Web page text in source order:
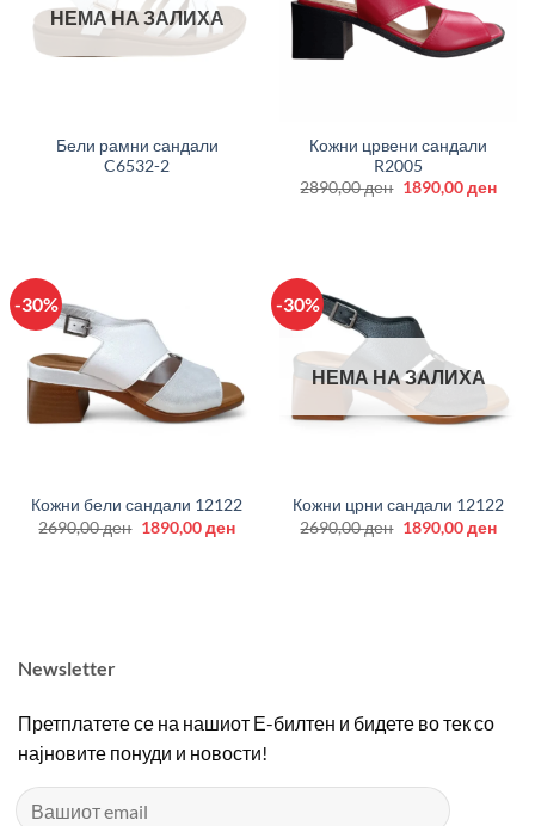
НЕМА НА ЗАЛИХА
Бели рамни сандали
C6532-2
Кожни црвени сандали
R2005
2890,00ден Original
1890,00ден
-30%
Кожни бели сандали 12122
2690,00ден Original
1890,00денCurrent
-30%
НЕМА НА ЗАЛИХА
Кожни црни сандали 12122
2690,00ден Original
1890,00ден
Newsletter
Претплатете се на нашиот Е-билтен и бидете во тек со
најновите понуди и новости!